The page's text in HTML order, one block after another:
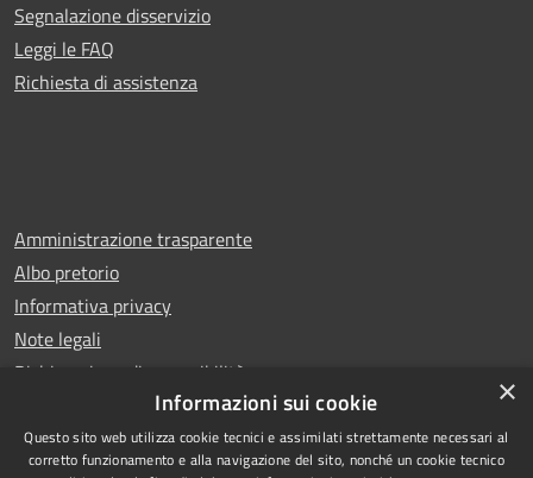
Segnalazione disservizio
Leggi le FAQ
Richiesta di assistenza
Amministrazione trasparente
Albo pretorio
Informativa privacy
Note legali
Dichiarazione di accessibilità
×
Informazioni sui cookie
Questo sito web utilizza cookie tecnici e assimilati strettamente necessari al
corretto funzionamento e alla navigazione del sito, nonché un cookie tecnico